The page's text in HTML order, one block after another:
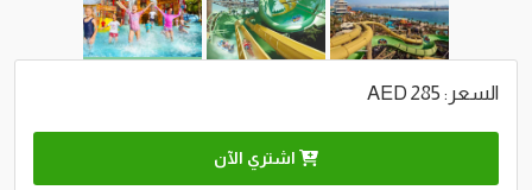
السعر: 285 AED
اشتري الآن